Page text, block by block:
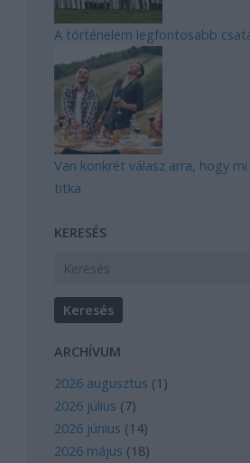
A történelem legfontosabb
Van konkrét válasz arra, hogy
titka
KERESÉS
ARCHÍVUM
2026 augusztus (1 )
2026 július (7)
2026 június (14)
2026 május (18)